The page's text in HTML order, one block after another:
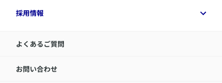
令和8年（2026年）分の生命保険料控除証明書について
アクサのネット完結保険（旧アクサダイレクト生命）
経営者サポートサービス
企業情報トップ
アクサ生命が選ばれる理由
IR情報
サステナビリティの取り組み
採用情報
採用情報トップ
中途採用：内勤正社員
よくあるご質問
お問い合わせ